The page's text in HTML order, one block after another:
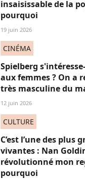
insaisissable de la
pourquoi
19 juin 2026
CINÉMA
Spielberg
aux femmes ? On a
très masculine du
12 juin 2026
CULTURE
C’est l’une des plus
vivantes : Nan
révolutionné mon
pourquoi